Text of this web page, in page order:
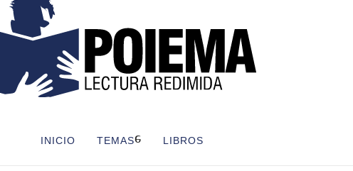
INICIO TEMAS LIBROS